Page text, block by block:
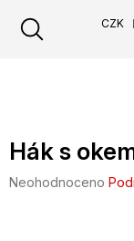
obsah
CZK
Hák s
Průměrné
Neohodnoceno